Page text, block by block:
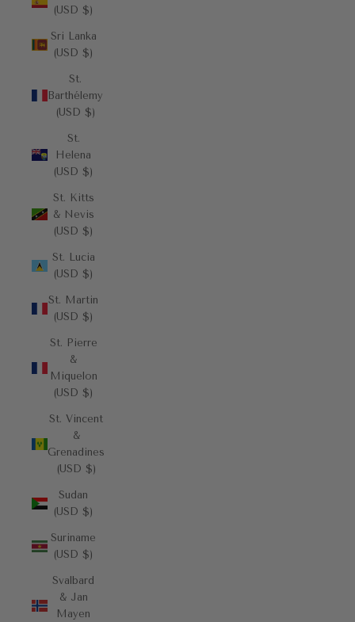
(USD $)
Sri Lanka
(USD $)
St.
Barthélemy
(USD $)
St.
Helena
(USD $)
St. Kitts
& Nevis
(USD $)
St. Lucia
(USD $)
St. Martin
(USD $)
St. Pierre
&
Miquelon
(USD $)
St. Vincent
&
Grenadines
(USD $)
Sudan
(USD $)
Suriname
(USD $)
Svalbard
& Jan
Mayen